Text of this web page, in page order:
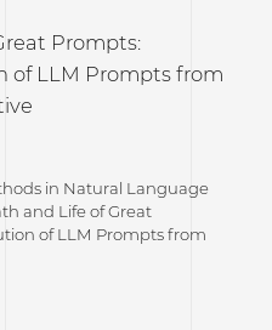
Prompts:
of LLM Prompts from
in Natural Language
and Life of Great
of LLM Prompts from